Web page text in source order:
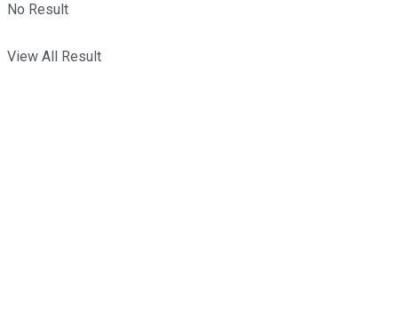
No Result
View All Result